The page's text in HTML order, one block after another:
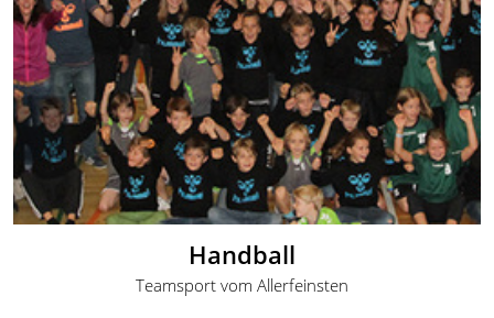
Handball
Teamsport vom Allerfeinsten